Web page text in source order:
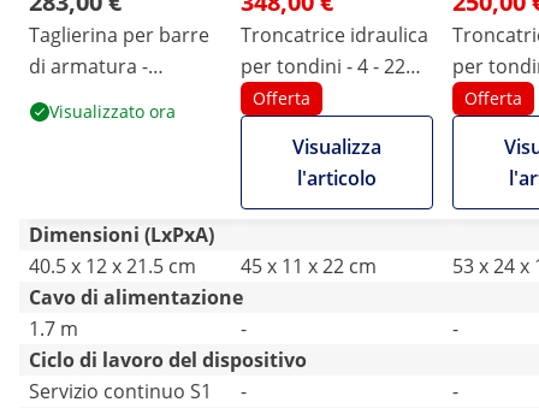
Taglierina per barre
di armatura -
Elettroidraulica -
1200 W - Da 4 a 20
Visualizzato ora
Troncatrice idraulica
per tondini - 4 - 22
mm - 25 t
Offerta
Visualizza
l'articolo
per
mm - 19 t
Offerta
Dimensioni (LxPxA)
40.5 x 12 x 21.5 cm
45 x 11 x 22 cm
53 x 24 x
Cavo di alimentazione
1.7 m
-
-
Ciclo di lavoro del dispositivo
Servizio continuo S1
-
-